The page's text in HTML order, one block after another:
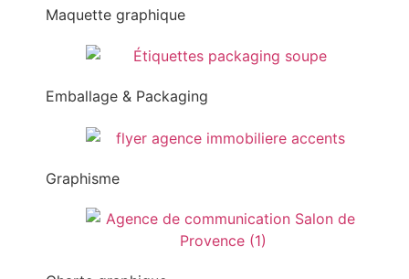
Maquette graphique
Emballage & Packaging
Graphisme